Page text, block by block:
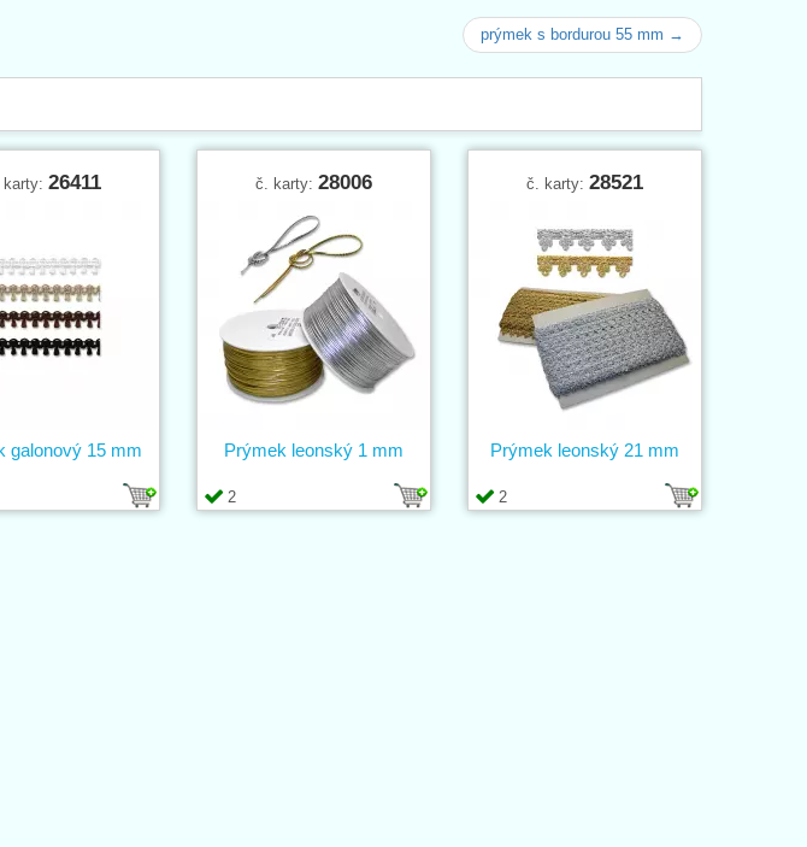
prýmek s bordurou 55 mm →
26411
galonový 15 mm
č. karty: 28006
2
Prýmek leonský 1 mm
č. karty: 28521
2
Prýmek leonský 21 mm